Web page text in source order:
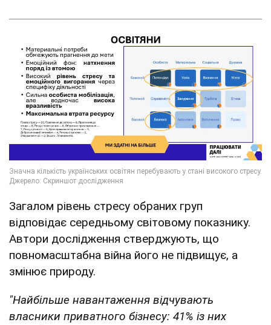
Загалом рівень стресу обраних груп
відповідає середньому світовому показнику.
Автори дослідження стверджують, що
повномасштабна війна його не підвищує, а
змінює природу.
"Найбільше навантаження відчувають
власники приватного бізнесу: 41% із них